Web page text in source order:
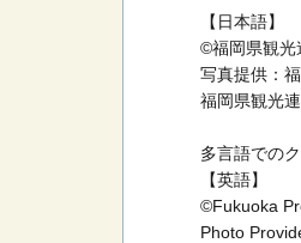
【日本語】
©福岡県観光
写真提供：
福岡県観光
多言語での
【英語】
©Fukuoka
Photo